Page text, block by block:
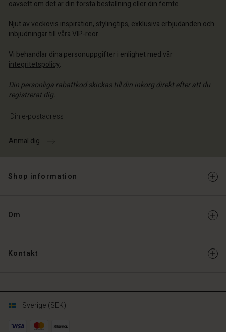
oavsett om det är din första beställning eller din femte.
Njut av veckovis inspiration, stylingtips, exklusiva erbjudanden och
inbjudningar till våra VIP-reor.
Vi behandlar dina personuppgifter i enlighet med vår
integritetspolicy.
Din personliga rabattkod skickas till din inkorg direkt efter att du
registrerat dig.
Ange din e-postadress
Anmäl dig
Shop information
Om
Kontakt
Sverige (SEK)